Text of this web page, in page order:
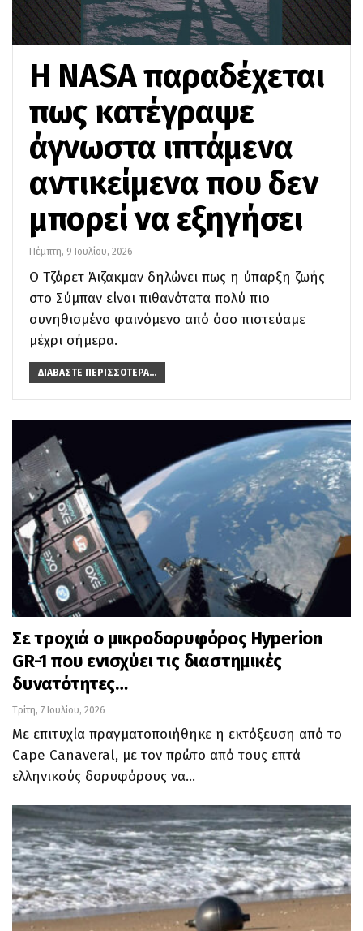
Η NASA παραδέχεται
πως κατέγραψε
άγνωστα ιπτάμενα
αντικείμενα που δεν
μπορεί να εξηγήσει
Πέμπτη, 9 Ιουλίου, 2026
Ο Τζάρετ Άιζακμαν δηλώνει πως η ύπαρξη ζωής
στο Σύμπαν είναι πιθανότατα πολύ πιο
συνηθισμένο φαινόμενο από όσο πιστεύαμε
μέχρι σήμερα.
ΔΙΑΒΆΣΤΕ ΠΕΡΙΣΣΌΤΕΡΑ...
Σε τροχιά ο μικροδορυφόρος Hyperion
GR-1 που ενισχύει τις διαστημικές
δυνατότητες…
Τρίτη, 7 Ιουλίου, 2026
Με επιτυχία πραγματοποιήθηκε η εκτόξευση από το
Cape Canaveral, με τον πρώτο από τους επτά
ελληνικούς δορυφόρους να…